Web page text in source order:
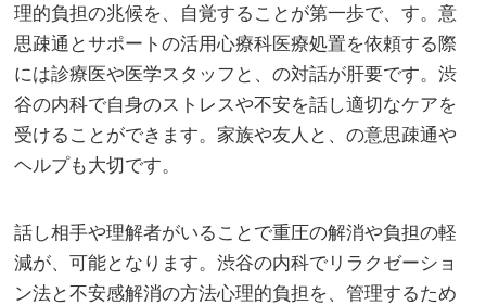
理的負担の兆候を、自覚することが第一歩で、す。意
思疎通とサポートの活用心療科医療処置を依頼する際
には診療医や医学スタッフと、の対話が肝要です。渋
谷の内科で自身のストレスや不安を話し適切なケアを
受けることができます。家族や友人と、の意思疎通や
ヘルプも大切です。
話し相手や理解者がいることで重圧の解消や負担の軽
減が、可能となります。渋谷の内科でリラクゼーショ
ン法と不安感解消の方法心理的負担を、管理するため